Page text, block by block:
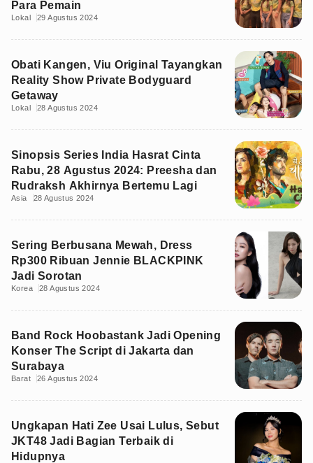
Para Pemain
Lokal 29 Agustus 2024
Obati Kangen, Viu Original Tayangkan
Reality Show Private Bodyguard
Getaway
Lokal 28 Agustus 2024
Sinopsis Series India Hasrat Cinta
Rabu, 28 Agustus 2024: Preesha dan
Rudraksh Akhirnya Bertemu Lagi
Asia 28 Agustus 2024
Sering Berbusana Mewah, Dress
Rp300 Ribuan Jennie BLACKPINK
Jadi Sorotan
Korea 28 Agustus 2024
Band Rock Hoobastank Jadi Opening
Konser The Script di Jakarta dan
Surabaya
Barat 26 Agustus 2024
Ungkapan Hati Zee Usai Lulus, Sebut
JKT48 Jadi Bagian Terbaik di
Hidupnya